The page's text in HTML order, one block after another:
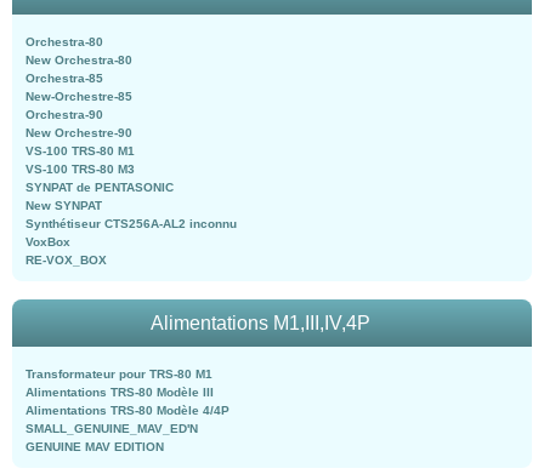
Orchestra-80
New Orchestra-80
Orchestra-85
New-Orchestre-85
Orchestra-90
New Orchestre-90
VS-100 TRS-80 M1
VS-100 TRS-80 M3
SYNPAT de PENTASONIC
New SYNPAT
Synthétiseur CTS256A-AL2 inconnu
VoxBox
RE-VOX_BOX
Alimentations M1,III,IV,4P
Transformateur pour TRS-80 M1
Alimentations TRS-80 Modèle III
Alimentations TRS-80 Modèle 4/4P
SMALL_GENUINE_MAV_ED'N
GENUINE MAV EDITION